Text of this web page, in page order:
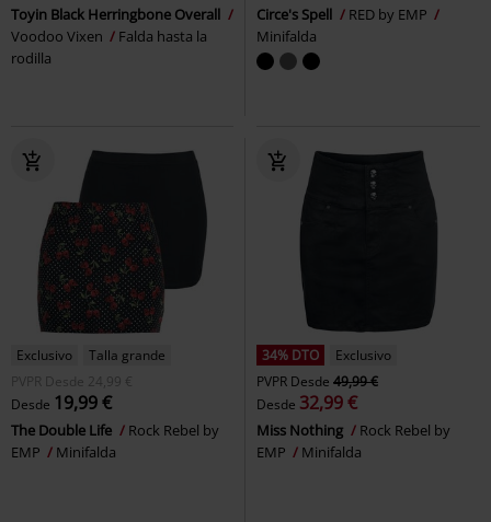
Toyin Black Herringbone Overall
Voodoo Vixen
Falda hasta la
rodilla
Circe's Spell
RED by EMP
Minifalda
Exclusivo
Talla grande
PVPR
Desde 24,99 €
Desde 19,99 €
The Double Life
Rock Rebel by
EMP
Minifalda
34% DTO
Exclusivo
PVPR Desde 49,99 €
Desde 32,99 €
Miss Nothing
Rock Rebel by
EMP
Minifalda